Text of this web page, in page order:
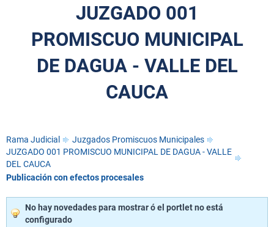
JUZGADO 001
PROMISCUO MUNICIPAL
DE DAGUA - VALLE DEL
CAUCA
Rama Judicial
Juzgados Promiscuos Municipales
JUZGADO 001 PROMISCUO MUNICIPAL DE DAGUA - VALLE
DEL CAUCA
Publicación con efectos procesales
No hay novedades para mostrar ó el portlet no está
configurado